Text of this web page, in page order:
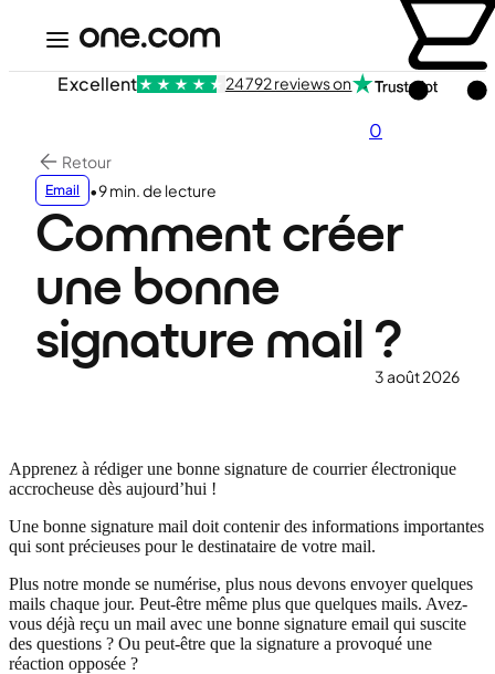
0
Excellent 24 792 reviews on
Retour
Email •9 min. de lecture
Comment créer
une bonne
signature mail ?
3 août 2026
Apprenez à rédiger une bonne signature de courrier électronique
accrocheuse dès aujourd’hui !
Une bonne signature mail doit contenir des informations importantes
qui sont précieuses pour le destinataire de votre mail.
Plus notre monde se numérise, plus nous devons envoyer quelques
mails chaque jour. Peut-être même plus que quelques mails. Avez-
vous déjà reçu un mail avec une bonne signature email qui suscite
des questions ? Ou peut-être que la signature a provoqué une
réaction opposée ?